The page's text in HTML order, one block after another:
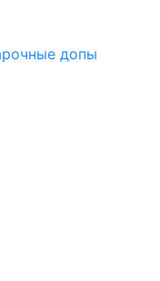
допы